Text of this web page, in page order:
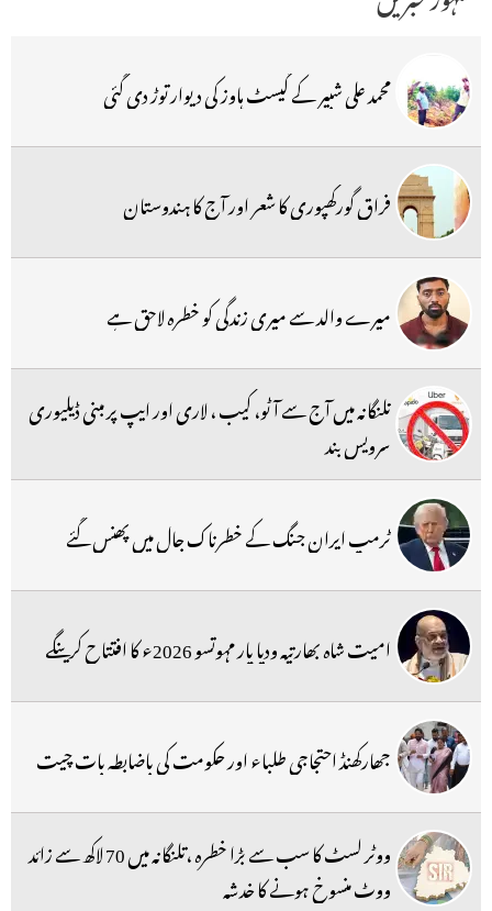
محمد علی شبیر کے گیسٹ ہاوز کی دیوار توڑ دی گئی
فراق گورکھپوری کا شعر اور آج کا ہندوستان
میرے والد سے میری زندگی کو خطرہ لاحق ہے
تلنگانہ میں آج سے آٹو، کیب ، لاری اور ایپ پر مبنی ڈیلیوری
سرویس بند
ٹرمپ ایران جنگ کے خطرناک جال میں پھنس گئے
امیت شاہ بھارتیہ ودیا پار مہوتسو 2026ء کا افتتاح کرینگے
جھارکھنڈ احتجاجی طلباء اور حکومت کی باضابطہ بات چیت
ووٹر لسٹ کا سب سے بڑا خطرہ ،تلنگانہ میں 70 لاکھ سے زائد
ووٹ منسوخ ہونے کا خدشہ